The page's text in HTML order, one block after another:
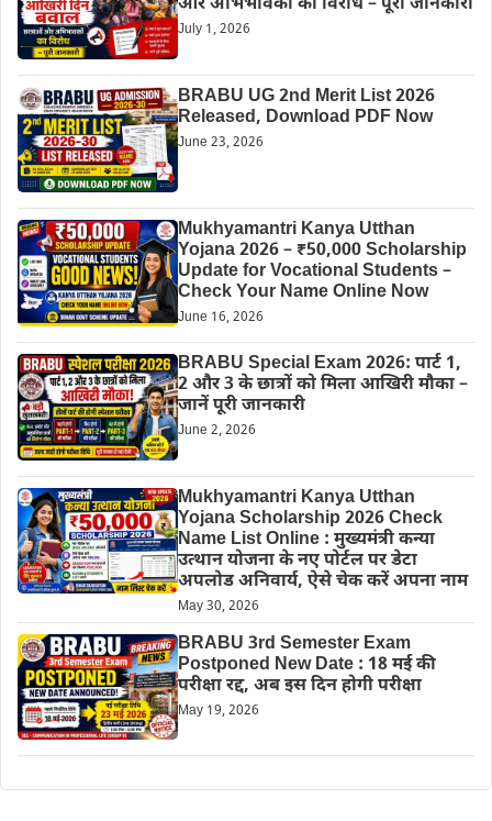
और अभिभावकों का विरोध – पूरी जानकारी
July 1, 2026
BRABU UG 2nd Merit List 2026
Released, Download PDF Now
June 23, 2026
Mukhyamantri Kanya Utthan
Yojana 2026 – ₹50,000 Scholarship
Update for Vocational Students –
Check Your Name Online Now
June 16, 2026
BRABU Special Exam 2026: पार्ट 1,
2 और 3 के छात्रों को मिला आखिरी मौका –
जानें पूरी जानकारी
June 2, 2026
Mukhyamantri Kanya Utthan
Yojana Scholarship 2026 Check
Name List Online : मुख्यमंत्री कन्या
उत्थान योजना के नए पोर्टल पर डेटा
अपलोड अनिवार्य, ऐसे चेक करें अपना नाम
May 30, 2026
BRABU 3rd Semester Exam
Postponed New Date : 18 मई की
परीक्षा रद्द, अब इस दिन होगी परीक्षा
May 19, 2026